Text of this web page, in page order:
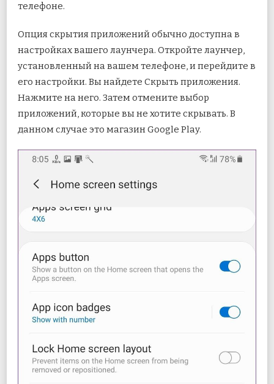
телефоне.
Опция скрытия приложений обычно доступна в
настройках вашего лаунчера. Откройте лаунчер,
установленный на вашем телефоне, и перейдите в
его настройки. Вы найдете Скрыть приложения.
Нажмите на него. Затем отмените выбор
приложений, которые вы не хотите скрывать. В
данном случае это магазин Google Play.